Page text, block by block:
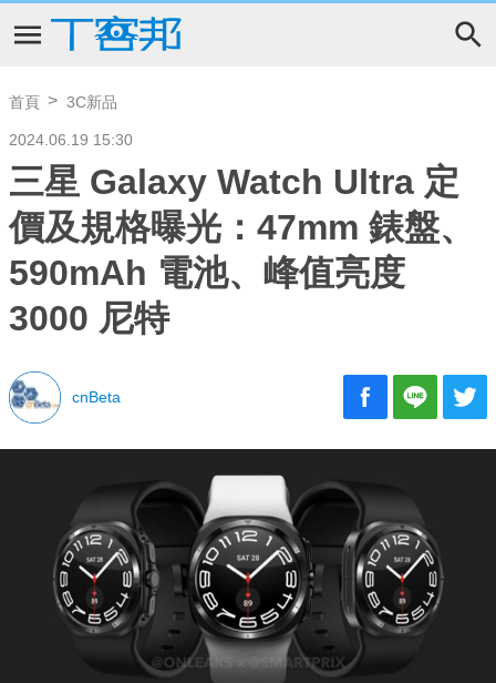
首頁 3C新品
2024.06.19 15:30
三星 Galaxy Watch Ultra 定
價及規格曝光：47mm 錶盤、
590mAh 電池、峰值亮度
3000 尼特
cnBeta